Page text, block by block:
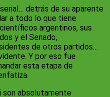
detrás de su aparente
a todo lo que tiene
argentinos, sus
y el Senado,
de otros partidos…
Y por eso fue
esta etapa de
son absolutamente